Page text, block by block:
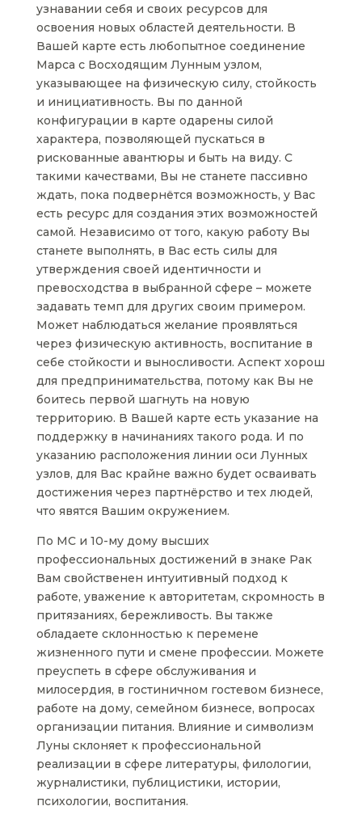
узнавании себя и своих ресурсов для
освоения новых областей деятельности. В
Вашей карте есть любопытное соединение
Марса с Восходящим Лунным узлом,
указывающее на физическую силу, стойкость
и инициативность. Вы по данной
конфигурации в карте одарены силой
характера, позволяющей пускаться в
рискованные авантюры и быть на виду. С
такими качествами, Вы не станете пассивно
ждать, пока подвернётся возможность, у Вас
есть ресурс для создания этих возможностей
самой. Независимо от того, какую работу Вы
станете выполнять, в Вас есть силы для
утверждения своей идентичности и
превосходства в выбранной сфере – можете
задавать темп для других своим примером.
Может наблюдаться желание проявляться
через физическую активность, воспитание в
себе стойкости и выносливости. Аспект хорош
для предпринимательства, потому как Вы не
боитесь первой шагнуть на новую
территорию. В Вашей карте есть указание на
поддержку в начинаниях такого рода. И по
указанию расположения линии оси Лунных
узлов, для Вас крайне важно будет осваивать
достижения через партнёрство и тех людей,
что явятся Вашим окружением.
По МС и 10-му дому высших
профессиональных достижений в знаке Рак
Вам свойственен интуитивный подход к
работе, уважение к авторитетам, скромность в
притязаниях, бережливость. Вы также
обладаете склонностью к перемене
жизненного пути и смене профессии. Можете
преуспеть в сфере обслуживания и
милосердия, в гостиничном гостевом бизнесе,
работе на дому, семейном бизнесе, вопросах
организации питания. Влияние и символизм
Луны склоняет к профессиональной
реализации в сфере литературы, филологии,
журналистики, публицистики, истории,
психологии, воспитания.